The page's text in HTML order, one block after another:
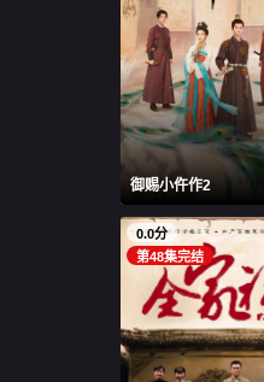
御赐小仵作2
0.0分
第48集完结